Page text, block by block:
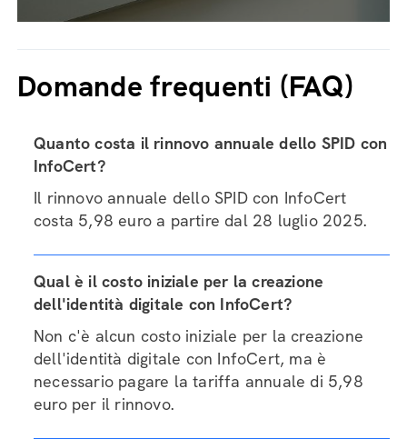
Domande frequenti (FAQ)
Quanto costa il rinnovo annuale dello SPID con
InfoCert?
Il rinnovo annuale dello SPID con InfoCert
costa 5,98 euro a partire dal 28 luglio 2025.
Qual è il costo iniziale per la creazione
dell'identità digitale con InfoCert?
Non c'è alcun costo iniziale per la creazione
dell'identità digitale con InfoCert, ma è
necessario pagare la tariffa annuale di 5,98
euro per il rinnovo.